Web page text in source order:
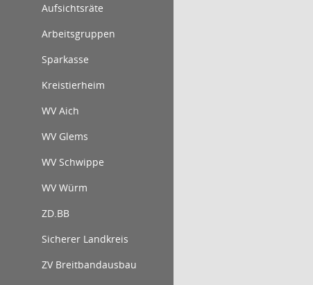
Aufsichtsräte
Arbeitsgruppen
Sparkasse
Kreistierheim
WV Aich
WV Glems
WV Schwippe
WV Würm
ZD.BB
Sicherer Landkreis
ZV Breitbandausbau